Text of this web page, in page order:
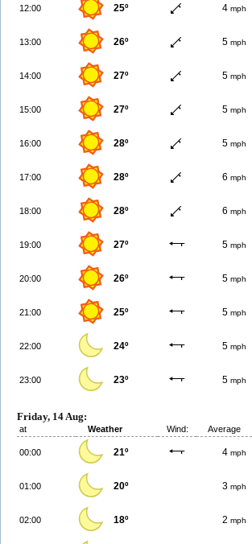
12:00 25º 4 mph
13:00 26º 5 mph
14:00 27º 5 mph
15:00 27º 5 mph
16:00 28º 5 mph
17:00 28º 6 mph
18:00 28º 6 mph
19:00 27º 5 mph
20:00 26º 5 mph
21:00 25º 5 mph
22:00 24º 5 mph
23:00 23º 5 mph
Friday, 14 Aug:
at Weather Wind: Average
00:00 21º 4 mph
01:00 20º 3 mph
02:00 18º 2 mph